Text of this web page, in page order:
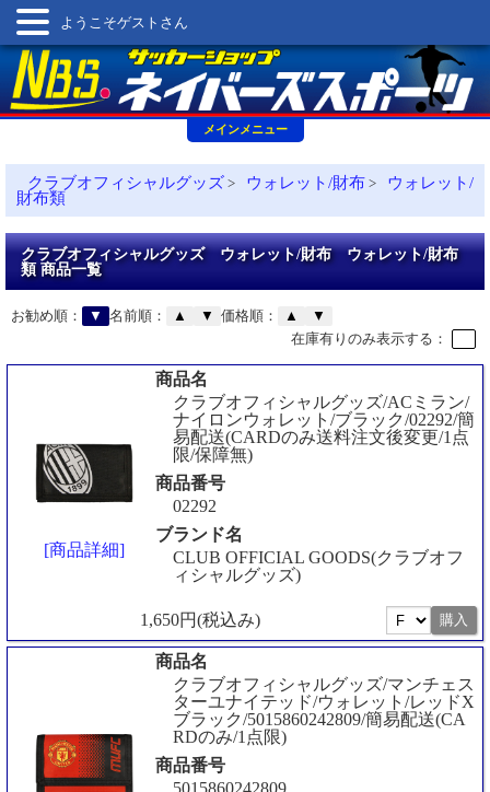
メインメニュー
ようこそゲストさん
クラブオフィシャルグッズ > ウォレット/財布 >
ウォレット/
財布類
クラブオフィシャルグッズ ウォレット/財布 ウォレット/財布
類 商品一覧
お勧め順： ▼ 名前順： ▲ ▼ 価格順： ▲
▼
在庫有りのみ表示する：
[商品詳細]
商品名
クラブオフィシャルグッズ/ACミラン/
ナイロンウォレット/ブラック/02292/簡
易配送(CARDのみ送料注文後変更/1点
限/保障無)
商品番号
02292
ブランド名
CLUB OFFICIAL GOODS(クラブオフ
ィシャルグッズ)
1,650円(税込み)
商品名
クラブオフィシャルグッズ/マンチェス
ターユナイテッド/ウォレット/レッドX
ブラック/5015860242809/簡易配送(CA
RDのみ/1点限)
商品番号
5015860242809